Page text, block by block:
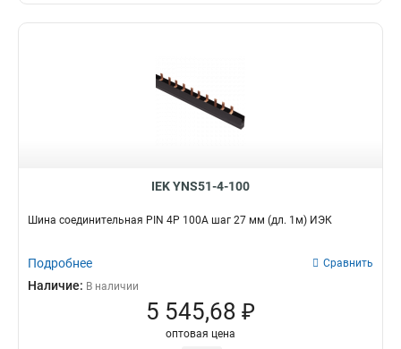
IEK YNS51-4-100
Шина соединительная PIN 4Р 100А шаг 27 мм (дл. 1м) ИЭК
Подробнее Сравнить
Наличие: В наличии
5 545,68 ₽
оптовая цена